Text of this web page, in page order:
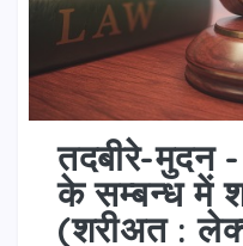
तदबीरे-मुदन
के सम्बन्ध में
(शरीअत :